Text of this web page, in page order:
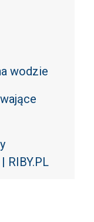
wodzie
RIBY.PL